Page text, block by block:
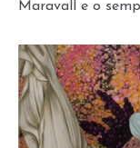
Maravall e o